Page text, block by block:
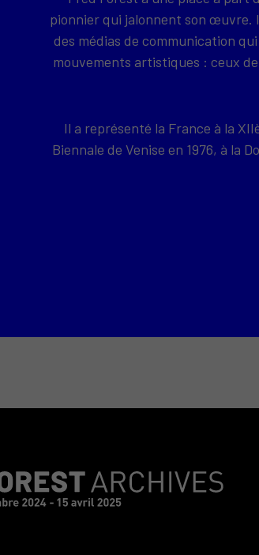
pionnier qui jalonnent son œuvre.
des médias de communication
mouvements artistiques : ceux
Il a représenté la France à la
Biennale de Venise en 1976, à la